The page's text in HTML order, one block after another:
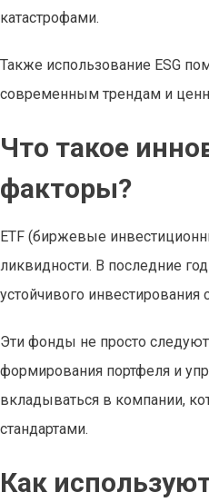
катастрофами.
Также использование ESG
современным трендам и
Что такое
факторы?
ETF (биржевые
ликвидности. В последние
устойчивого
Эти фонды не просто
формирования портфеля и
вкладываться в компании,
стандартами.
Как